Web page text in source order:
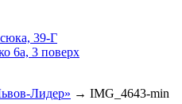
39-Г
6а, 3 поверх
Лидер» → IMG_4643-min